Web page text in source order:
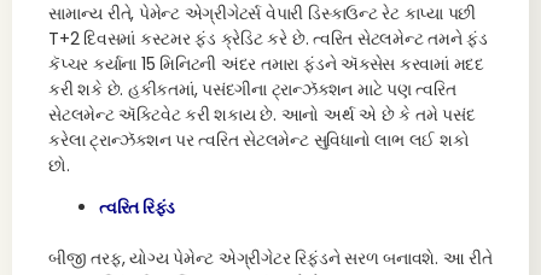
સામાન્ય રીતે, પેમેન્ટ એગ્રીગેટર્સ વેપારી ડિસ્કાઉન્ટ રેટ કાપ્યા પછી
T+2 દિવસમાં કસ્ટમર ફંડ ક્રેડિટ કરે છે. ત્વરિત સેટલમેન્ટ તમને ફંડ
કૅપ્ચર કર્યાના 15 મિનિટની અંદર તમારા ફંડને ઍક્સેસ કરવામાં મદદ
કરી શકે છે. હકીકતમાં, પસંદગીના ટ્રાન્ઝૅક્શન માટે પણ ત્વરિત
સેટલમેન્ટ ઍક્ટિવેટ કરી શકાય છે. આનો અર્થ એ છે કે તમે પસંદ
કરેલા ટ્રાન્ઝૅક્શન પર ત્વરિત સેટલમેન્ટ સુવિધાનો લાભ લઈ શકો
છો.
ત્વરિત રિફંડ
બીજી તરફ, યોગ્ય પેમેન્ટ એગ્રીગેટર રિફંડને સરળ બનાવશે. આ રીતે